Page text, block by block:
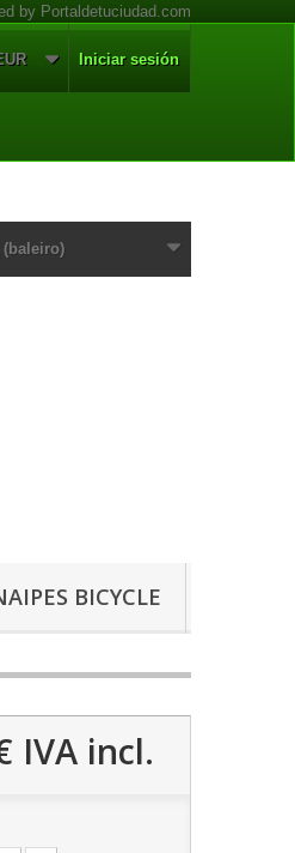
Iniciar sesión
(baleiro)
BICYCLE
IVA incl.